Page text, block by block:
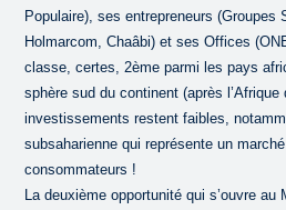
Populaire), ses entrepreneurs (Groupes
Holmarcom, Chaâbi) et ses Offices
classe, certes, 2ème parmi les pays
sphère sud du continent (après
investissements restent faibles,
subsaharienne qui représente un
consommateurs !
La deuxième opportunité qui s’ouvre au